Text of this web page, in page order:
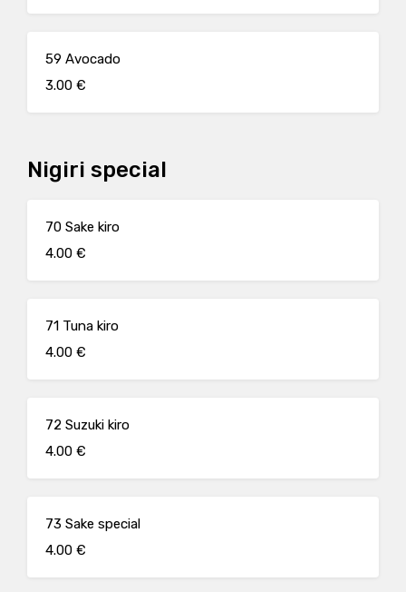
59 Avocado
3.00 €
Nigiri special
70 Sake kiro
4.00 €
71 Tuna kiro
4.00 €
72 Suzuki kiro
4.00 €
73 Sake special
4.00 €